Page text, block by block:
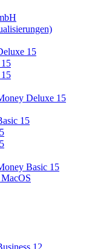
15
Deluxe 15
15
Basic 15